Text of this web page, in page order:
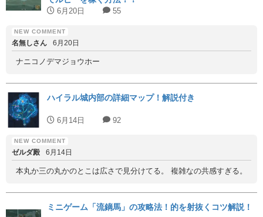
6月20日 55
名無しさん 6月20日
ナニコノデマジョウホー
ハイラル城内部の詳細マップ！解説付き
6月14日 92
ゼルダ殿 6月14日
本丸か三の丸かのとこは広さで見分けてる。 複雑なの共感すぎる。
ミニゲーム「流鏑馬」の攻略法！的を射抜くコツ解説！